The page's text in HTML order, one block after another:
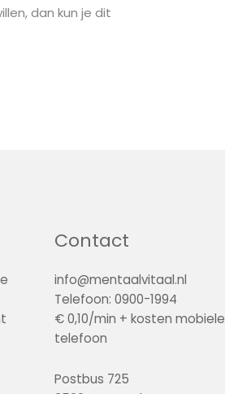
dan kun je dit
Contact
info@mentaalvitaal.nl
Telefoon: 0900-1994
€ 0,10/min + kosten mobiele
telefoon
Postbus 725